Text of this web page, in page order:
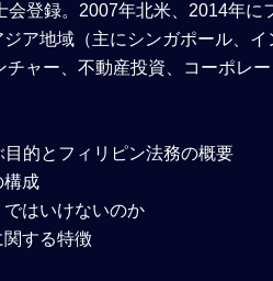
会登録。2007年北米、2014年
ア地域（主にシンガポール、
ャー、不動産投資、コーポレ
的とフィリピン法務の概要
構成
ではいけないのか
関する特徴